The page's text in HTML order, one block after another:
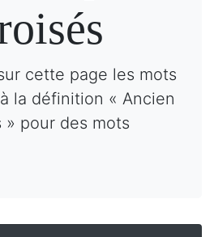
cette page les mots
la définition « Ancien
» pour des mots